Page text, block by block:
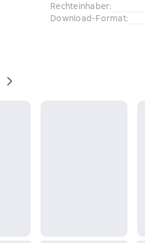
Rechteinhaber:
Download-Format: